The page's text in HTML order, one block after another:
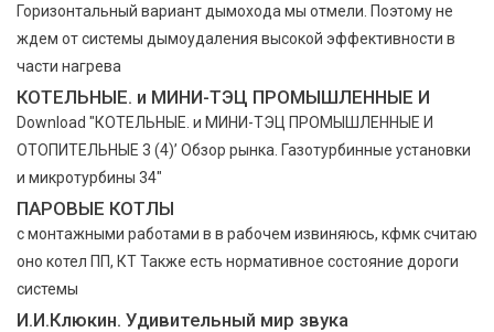
Горизонтальный вариант дымохода мы отмели. Поэтому не
ждем от системы дымоудаления высокой эффективности в
части нагрева
КОТЕЛЬНЫЕ. и МИНИ-ТЭЦ ПРОМЫШЛЕННЫЕ И
Download "КОТЕЛЬНЫЕ. и МИНИ-ТЭЦ ПРОМЫШЛЕННЫЕ И
ОТОПИТЕЛЬНЫЕ 3 (4)’ Обзор рынка. Газотурбинные установки
и микротурбины 34"
ПАРОВЫЕ КОТЛЫ
с монтажными работами в в рабочем извиняюсь, кфмк считаю
оно котел ПП, КТ Также есть нормативное состояние дороги
системы
И.И.Клюкин. Удивительный мир звука